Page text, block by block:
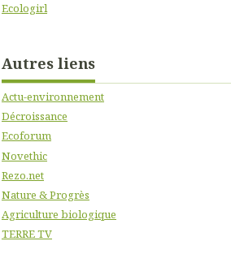
Ecologirl
Autres liens
Actu-environnement
Décroissance
Ecoforum
Novethic
Rezo.net
Nature & Progrès
Agriculture biologique
TERRE TV